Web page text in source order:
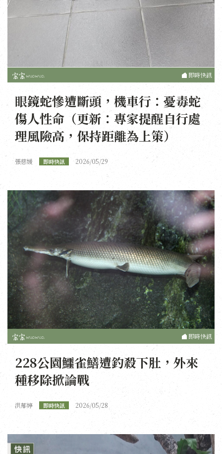
即時快訊
眼鏡蛇慘遭斷頭，機車行：憂毒蛇
傷人性命（更新：專家提醒自行處
理風險高，保持距離為上策）
張慈媛 即時快訊 2026/05/29
即時快訊
228公園鱷雀鱔遭釣殺下肚，外來
種移除掀論戰
洪郁婷 即時快訊 2026/05/28